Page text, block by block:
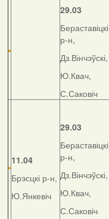
29.03
Бераставіцкі
р-н,
Дз.Вінчэўскі,
Ю.Квач,
С.Саковіч
11.04
Брэсцкі р-н,
Ю.Янкевіч
29.03
Бераставіцкі
р-н,
Дз.Вінчэўскі,
Ю.Квач,
С.Саковіч